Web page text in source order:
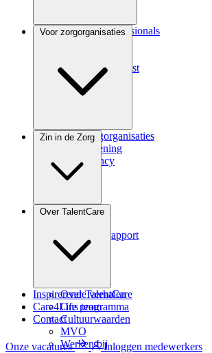
Voor zorgprofessionals
Medisch specialist
Voor zorgorganisaties
Voor zorgorganisaties
Zorgverlening
Consultancy
Zin in de Zorg
Zindicator
Zindicator rapport
Over TalentCare
Over TalentCare
Ons team
Cultuurwaarden
MVO
Werken bij
Inspirerende verhalen
Care4Life programma
Contact
Onze vacatures Inloggen medewerkers